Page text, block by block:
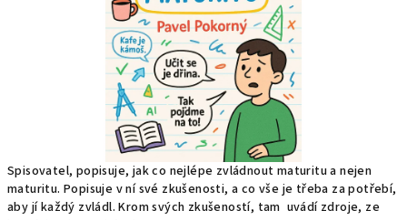
Spisovatel, popisuje, jak co nejlépe zvládnout maturitu a nejen
maturitu. Popisuje v ní své zkušenosti, a co vše je třeba za potřebí,
aby jí každý zvládl. Krom svých zkušeností, tam uvádí zdroje, ze